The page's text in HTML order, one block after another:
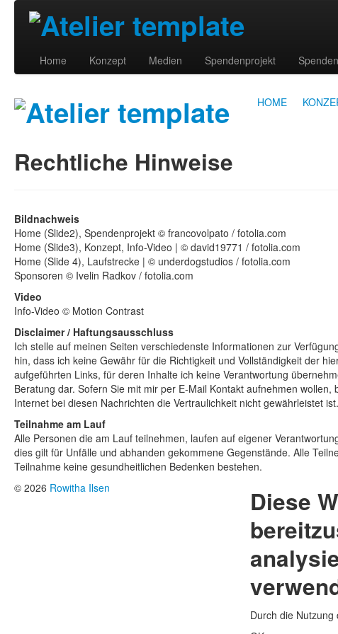
Home Konzept Medien Spendenprojekt
HOME
Rechtliche Hinweise
Bildnachweis
Home (Slide2), Spendenprojekt © francovolpato / fotolia.com
Home (Slide3), Konzept, Info-Video | © david19771 / fotolia.com
Home (Slide 4), Laufstrecke | © underdogstudios / fotolia.com
Sponsoren © Ivelin Radkov / fotolia.com
Video
Info-Video © Motion Contrast
Disclaimer / Haftungsausschluss
Ich stelle auf meinen Seiten verschiedenste Informationen zur
hin, dass ich keine Gewähr für die Richtigkeit und Vollständigkeit der
aufgeführten Links, für deren Inhalte ich keine Verantwortung
Beratung dar. Sofern Sie mit mir per E-Mail Kontakt aufnehmen
Internet bei diesen Nachrichten die Vertraulichkeit nicht gewährleistet
Teilnahme am Lauf
Alle Personen die am Lauf teilnehmen, laufen auf eigener
dies gilt für Unfälle und abhanden gekommene Gegenstände. Alle
Teilnahme keine gesundheitlichen Bedenken bestehen.
© 2026 Rowitha Ilsen
Diese
Durch die